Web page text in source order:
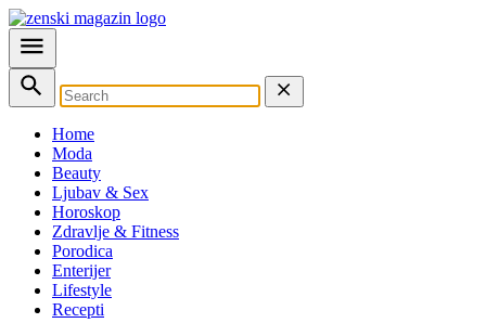
Home
Moda
Beauty
Ljubav & Sex
Horoskop
Zdravlje & Fitness
Porodica
Enterijer
Lifestyle
Recepti